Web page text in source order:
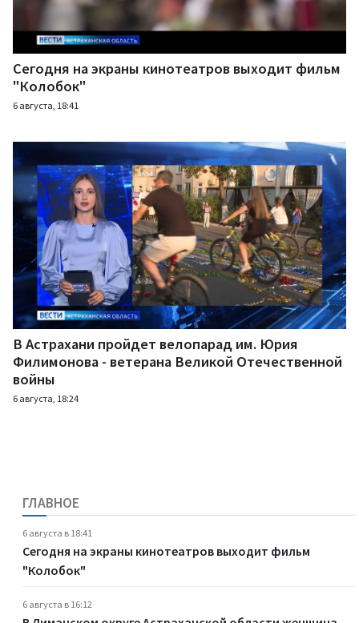
Сегодня на экраны кинотеатров выходит фильм
"Колобок"
6 августа, 18:41
В Астрахани пройдет велопарад им. Юрия
Филимонова - ветерана Великой Отечественной
войны
6 августа, 18:24
ГЛАВНОЕ
6 августа в 18:41
Сегодня на экраны кинотеатров выходит фильм
"Колобок"
6 августа в 16:12